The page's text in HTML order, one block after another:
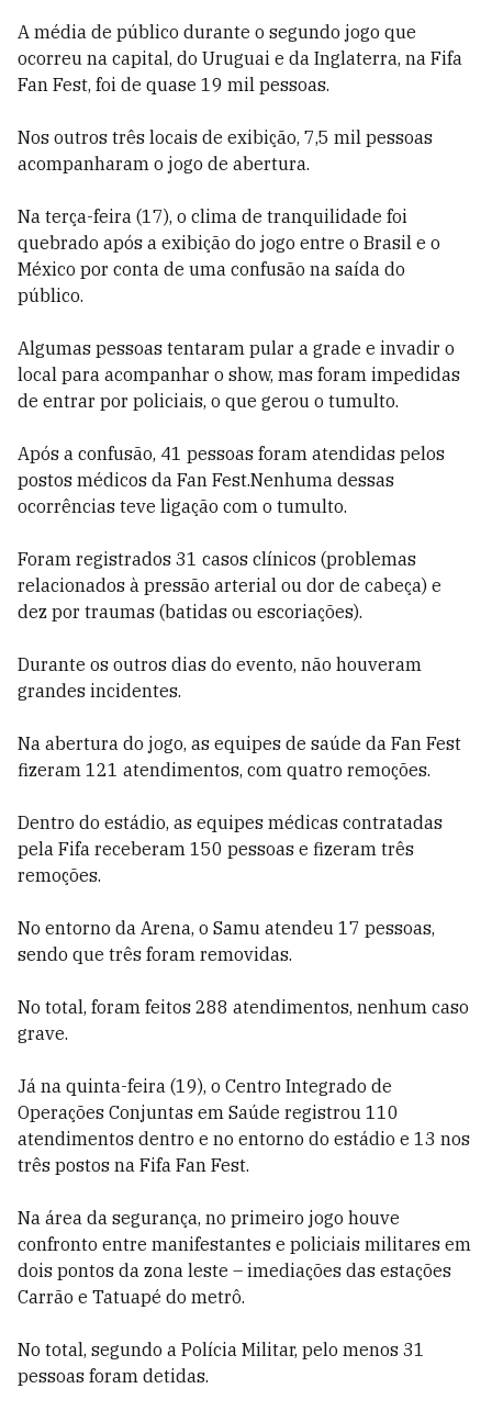
A média de público durante o segundo jogo que
ocorreu na capital, do Uruguai e da Inglaterra, na Fifa
Fan Fest, foi de quase 19 mil pessoas.
Nos outros três locais de exibição, 7,5 mil pessoas
acompanharam o jogo de abertura.
Na terça-feira (17), o clima de tranquilidade foi
quebrado após a exibição do jogo entre o Brasil e o
México por conta de uma confusão na saída do
público.
Algumas pessoas tentaram pular a grade e invadir o
local para acompanhar o show, mas foram impedidas
de entrar por policiais, o que gerou o tumulto.
Após a confusão, 41 pessoas foram atendidas pelos
postos médicos da Fan Fest.Nenhuma dessas
ocorrências teve ligação com o tumulto.
Foram registrados 31 casos clínicos (problemas
relacionados à pressão arterial ou dor de cabeça) e
dez por traumas (batidas ou escoriações).
Durante os outros dias do evento, não houveram
grandes incidentes.
Na abertura do jogo, as equipes de saúde da Fan Fest
fizeram 121 atendimentos, com quatro remoções.
Dentro do estádio, as equipes médicas contratadas
pela Fifa receberam 150 pessoas e fizeram três
remoções.
No entorno da Arena, o Samu atendeu 17 pessoas,
sendo que três foram removidas.
No total, foram feitos 288 atendimentos, nenhum caso
grave.
Já na quinta-feira (19), o Centro Integrado de
Operações Conjuntas em Saúde registrou 110
atendimentos dentro e no entorno do estádio e 13 nos
três postos na Fifa Fan Fest.
Na área da segurança, no primeiro jogo houve
confronto entre manifestantes e policiais militares em
dois pontos da zona leste – imediações das estações
Carrão e Tatuapé do metrô.
No total, segundo a Polícia Militar, pelo menos 31
pessoas foram detidas.